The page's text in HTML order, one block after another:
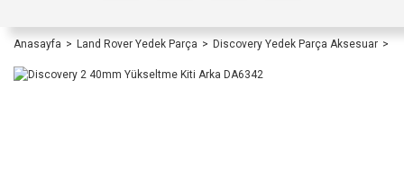
Anasayfa Land Rover Yedek Parça Discovery Yedek Parça Aksesuar